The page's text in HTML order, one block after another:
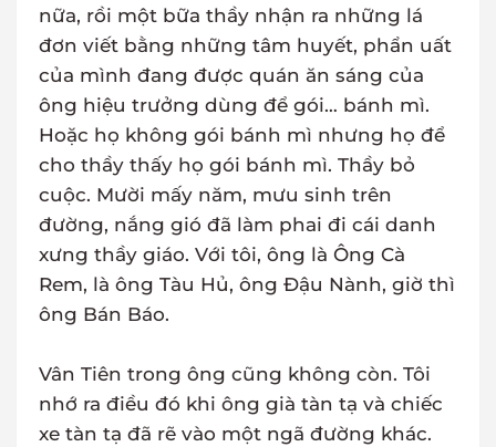
nữa, rồi một bữa thầy nhận ra những lá
đơn viết bằng những tâm huyết, phẩn uất
của mình đang được quán ăn sáng của
ông hiệu trưởng dùng để gói… bánh mì.
Hoặc họ không gói bánh mì nhưng họ để
cho thầy thấy họ gói bánh mì. Thầy bỏ
cuộc. Mười mấy năm, mưu sinh trên
đường, nắng gió đã làm phai đi cái danh
xưng thầy giáo. Với tôi, ông là Ông Cà
Rem, là ông Tàu Hủ, ông Đậu Nành, giờ thì
ông Bán Báo.
Vân Tiên trong ông cũng không còn. Tôi
nhớ ra điều đó khi ông già tàn tạ và chiếc
xe tàn tạ đã rẽ vào một ngã đường khác.